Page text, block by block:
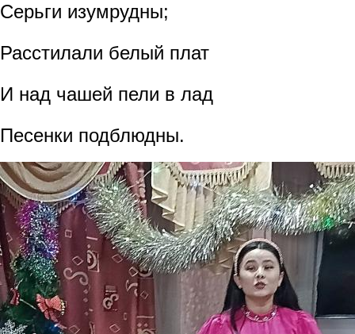
Серьги изумрудны;
Расстилали белый плат
И над чашей пели в лад
Песенки подблюдны.